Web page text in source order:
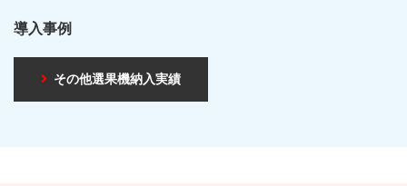
導入事例
その他選果機納入実績